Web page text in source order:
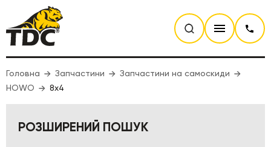
Головна Запчастини
Запчастини на самоскиди
HOWO
8x4
РОЗШИРЕНИЙ ПОШУК